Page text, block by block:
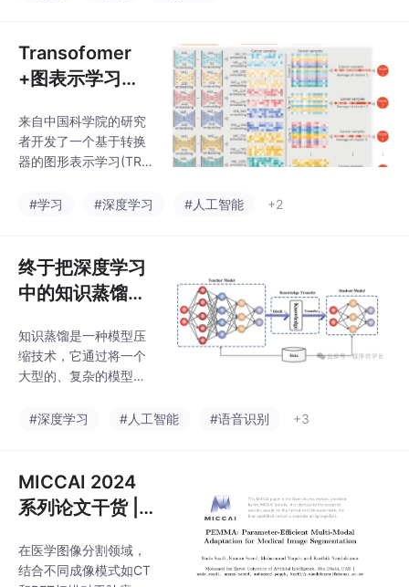
解析案例-全国城市名称
爬取8.正则解析9.正则
解析-分页爬取10.爬取
m bs4 import Beautiful
Soupfp = open('第三章
数据分析/text.html
Transofomer
+图表示学习，1
据库深度学习又
又又登上顶刊
来自中国科学院的研究
者开发了一个基于转换
器的图形表示学习(TRE
因识别任务中的可解释
或者是多模态数据方面
有非常大的优势。先前
小编分享了一篇基于）
挖掘+简单架构（超低
成本）登上了顶刊。
▲：通过训练数百个VA
在变量。每个VAE模型
权重初始化。使用这些
模型对癌
#学习 #深度学习 #人工智能 +2
终于把深度学习
中的知识蒸馏搞
知识蒸馏是一种模型压
缩技术，它通过将一个
大型的、复杂的模型
知识传递给一个较小的
在保持较小规模和更快
推理速度的同时，也具
备接近甚至媲美教师模
经网络训练中，我们使
用的是原始的硬标签（h
#深度学习 #人工智能 #语音识别 +3
MICCAI 2024
系列论文干货 |
适配用于医学图
在医学图像分割领域，
结合不同成像模式如CT